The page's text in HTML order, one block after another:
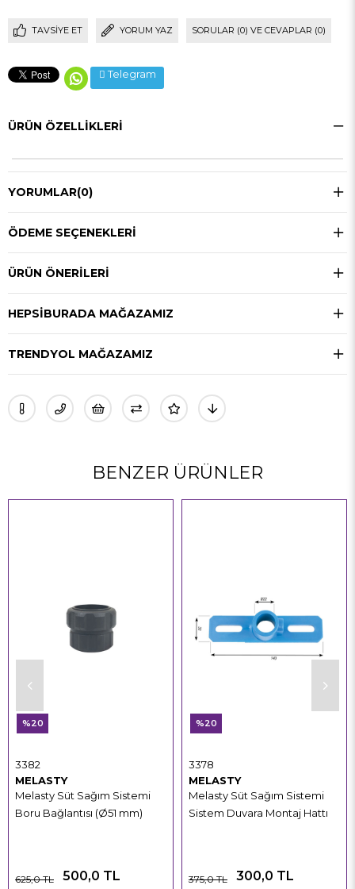
TAVSIYE ET YORUM YAZ SORULAR (0) VE CEVAPLAR (0)
Telegram
ÜRÜN ÖZELLIKLERI
YORUMLAR(0)
ÖDEME SEÇENEKLERI
ÜRÜN ÖNERILERI
HEPSIBURADA MAĞAZAMIZ
TRENDYOL MAĞAZAMIZ
BENZER ÜRÜNLER
MELASTY
Melasty Süt Sağım Sistemi
Boru Bağlantısı (Ø51 mm)
3382
500,0 TL
625,0 TL
%20
MELASTY
Melasty Süt Sağım Sistemi
Sistem Duvara Montaj Hattı
3378
300,0 TL
375,0 TL
%20